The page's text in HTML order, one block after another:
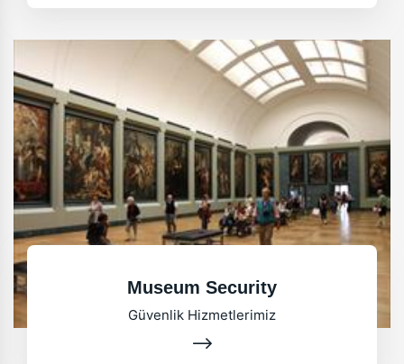
Museum Security
Güvenlik Hizmetlerimiz